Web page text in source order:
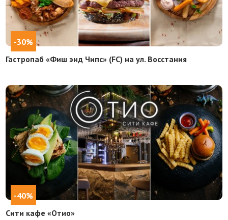
-30%
Гастропаб «Фиш энд Чипс» (FC) на ул. Восстания
-40%
Сити кафе «Отио»